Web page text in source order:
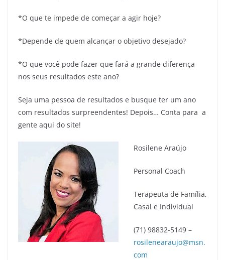
*O que te impede de começar a agir hoje?
*Depende de quem alcançar o objetivo desejado?
*O que você pode fazer que fará a grande diferença
nos seus resultados este ano?
Seja uma pessoa de resultados e busque ter um ano
com resultados surpreendentes! Depois… Conta para a
gente aqui do site!
Rosilene Araújo
Personal Coach
Terapeuta de Família,
Casal e Individual
(71) 98832-5149 –
rosilenearaujo@msn.
com